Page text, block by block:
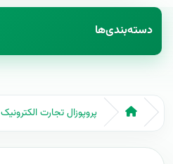
دسته‌بندی‌ها
پروپوزال تجارت الکترونیک